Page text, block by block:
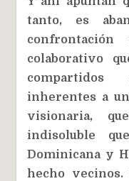
tanto, es
colaborativo
inherentes a
visionaria,
indisoluble
Dominicana y
hecho